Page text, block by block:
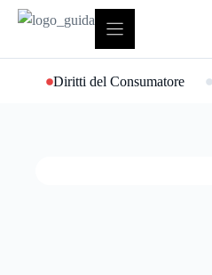
contenuto
Diritti del Consumatore